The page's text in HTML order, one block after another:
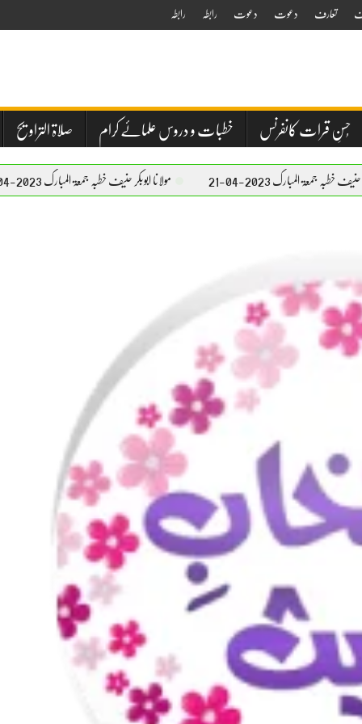
تعارف دعوت دعوت رابطہ رابطہ
حُسنِ قرات کانفرنس خطبات و دروس علمائے کرام صلاۃ التراویح
2023-04-21 مولانا ابوبکر حنیف خطبہ جمعۃ المبارک 2023-04-21